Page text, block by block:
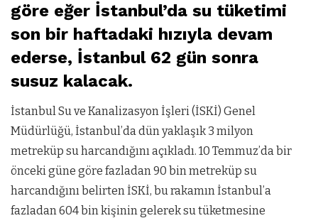
göre eğer İstanbul’da su tüketimi
son bir haftadaki hızıyla devam
ederse, İstanbul 62 gün sonra
susuz kalacak.
İstanbul Su ve Kanalizasyon İşleri (İSKİ) Genel
Müdürlüğü, İstanbul’da dün yaklaşık 3 milyon
metreküp su harcandığını açıkladı. 10 Temmuz’da bir
önceki güne göre fazladan 90 bin metreküp su
harcandığını belirten İSKİ, bu rakamın İstanbul’a
fazladan 604 bin kişinin gelerek su tüketmesine